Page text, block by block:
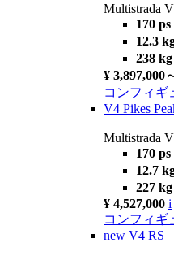
Multistrada
170 ps
12.3
238 kg
¥ 3,897,000
コンフィギ
V4 Pikes
Multistrada
170 ps
12.7
227 kg
¥ 4,527,000 i
コンフィギ
new V4 RS